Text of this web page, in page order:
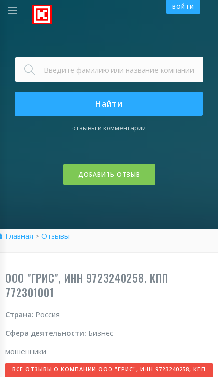
ВОЙТИ
Найти
отзывы и комментарии
ДОБАВИТЬ ОТЗЫВ
Главная > Отзывы
ООО "ГРИС", ИНН 9723240258, КПП
772301001
Страна: Россия
Сфера деятельности: Бизнес
мошенники
ВСЕ ОТЗЫВЫ О КОМПАНИИ ООО "ГРИС", ИНН 9723240258, КПП